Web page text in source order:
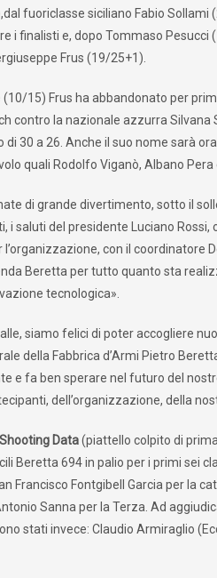
fuoriclasse siciliano Fabio Sollami
i finalisti e, dopo Tommaso Pesucci
Frus (19/25+1).
15) Frus ha abbandonato per
contro la nazionale azzurra Silvana
30 a 26. Anche il suo nome sarà ora
quali Rodolfo Viganò, Albano Pera
di grande divertimento, sotto il
i saluti del presidente Luciano Rossi,
con il coordinatore
Beretta per tutto quanto sta
tecnologica».
siamo felici di poter accogliere
della Fabbrica d’Armi Pietro
e fa ben sperare nel futuro del
dell’organizzazione, della
Shooting Data(piattello colpito di
Beretta 694 in palio per i primi sei
Francisco Fontgibell Garcia per la
Sanna per la Terza. Ad
stati invece: Claudio Armiraglio